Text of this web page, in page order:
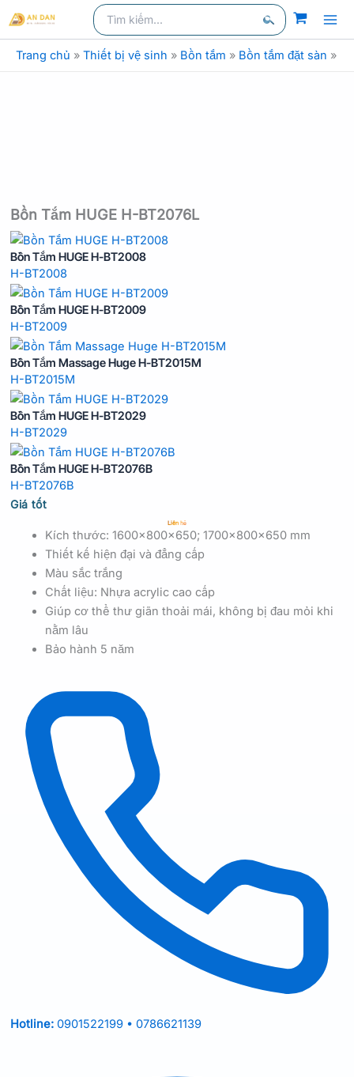
tới
Tìm
kiếm:
Tìm
kiếm
Trang chủ » Thiết bị vệ sinh » Bồn tắm » Bồn tắm đặt sàn »
Bồn Tắm HUGE H-BT2076L
Bồn Tắm HUGE H-BT2008
H-BT2008
Bồn Tắm HUGE H-BT2009
H-BT2009
Bồn Tắm Massage Huge H-BT2015M
H-BT2015M
Bồn Tắm HUGE H-BT2029
H-BT2029
Bồn Tắm HUGE H-BT2076B
H-BT2076B
Giá tốt
Liên hệ
Kích thước: 1600x800x650; 1700x800x650 mm
Thiết kế hiện đại và đẳng cấp
Màu sắc trắng
Chất liệu: Nhựa acrylic cao cấp
Giúp cơ thể thư giãn thoải mái, không bị đau mỏi khi
nằm lâu
Bảo hành 5 năm
Hotline: 0901522199 • 0786621139